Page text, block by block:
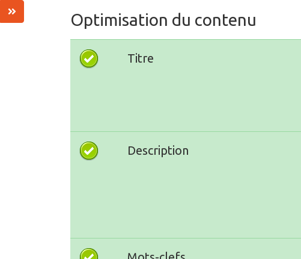
Optimisation du contenu
Titre
Description